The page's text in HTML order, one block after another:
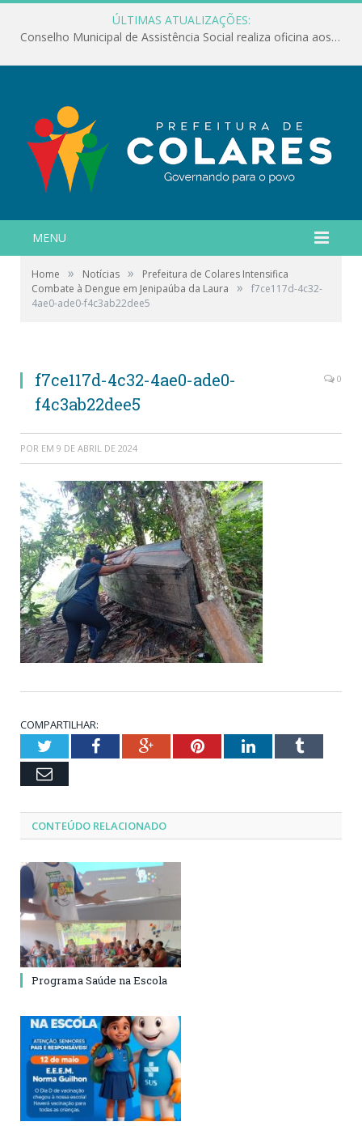
ÚLTIMAS ATUALIZAÇÕES:
Conselho Municipal de Assistência Social realiza oficina aos servidores
MENU
Home » Notícias »
Prefeitura de Colares Intensifica
Combate à Dengue em Jenipaúba da Laura
»
f7ce117d-4c32-
4ae0-ade0-f4c3ab22dee5
f7ce117d-4c32-4ae0-ade0-
f4c3ab22dee5
0
POR EM 9 DE ABRIL DE 2024
COMPARTILHAR:
TwitterFacebookGoogle+PinterestLinkedInTumblr
Email
CONTEÚDO RELACIONADO
Programa Saúde na Escola